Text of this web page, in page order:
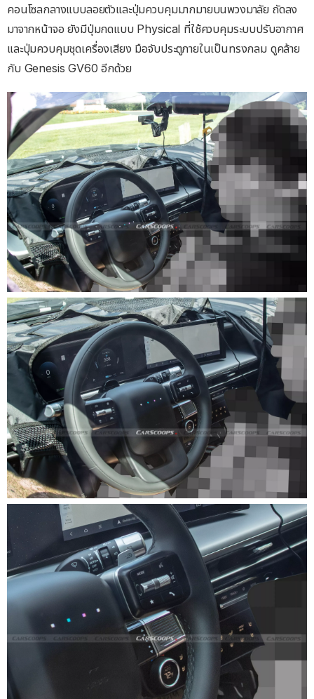
คอนโซลกลางแบบลอยตัวและปุ่มควบคุมมากมายบนพวงมาลัย ถัดลง
มาจากหน้าจอ ยังมีปุ่มกดแบบ Physical ที่ใช้ควบคุมระบบปรับอากาศ
และปุ่มควบคุมชุดเครื่องเสียง มือจับประตูภายในเป็นทรงกลม ดูคล้าย
กับ Genesis GV60 อีกด้วย